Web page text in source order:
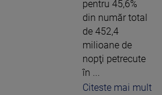
pentru 45,6%
din număr total
de 452,4
milioane de
nopţi petrecute
în ...
Citeste mai mult